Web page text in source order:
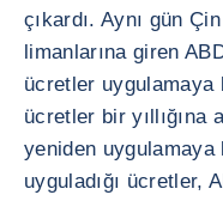
çıkardı. Aynı gün
limanlarına giren
ücretler uygulamaya
ücretler bir yıllığına
yeniden uygulamaya
uyguladığı ücretler,